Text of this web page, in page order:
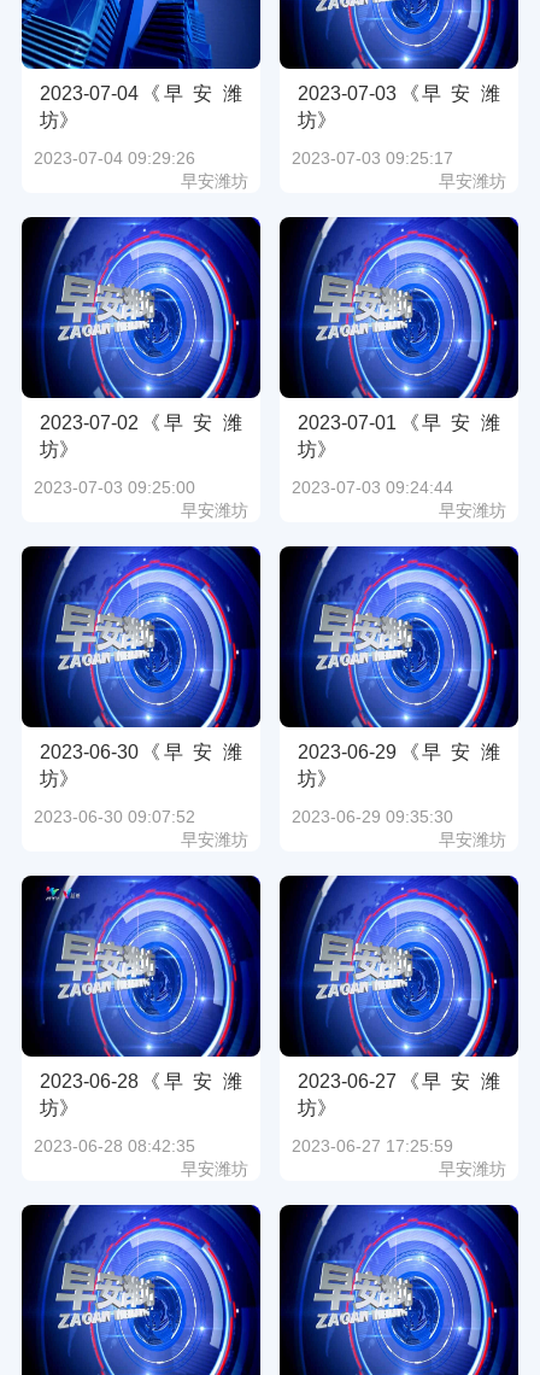
2023-07-04《早 安 潍
坊》
2023-07-04 09:29:26
早安潍坊
2023-07-03《早 安 潍
坊》
2023-07-03 09:25:17
早安潍坊
2023-07-02《早 安 潍
坊》
2023-07-03 09:25:00
早安潍坊
2023-07-01《早 安 潍
坊》
2023-07-03 09:24:44
早安潍坊
2023-06-30《早 安 潍
坊》
2023-06-30 09:07:52
早安潍坊
2023-06-29《早 安 潍
坊》
2023-06-29 09:35:30
早安潍坊
2023-06-28《早 安 潍
坊》
2023-06-28 08:42:35
早安潍坊
2023-06-27《早 安 潍
坊》
2023-06-27 17:25:59
早安潍坊